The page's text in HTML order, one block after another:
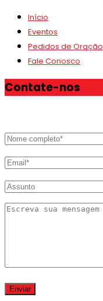
Início
Eventos
Pedidos de Oração
Fale Conosco
Contate-nos